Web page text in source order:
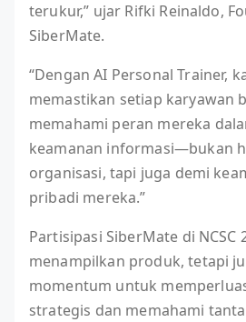
terukur,” ujar Rifki Reinaldo,
SiberMate.
“Dengan AI Personal Trainer,
memastikan setiap karyawan
memahami peran mereka
keamanan informasi—bukan
organisasi, tapi juga demi
pribadi mereka.”
Partisipasi SiberMate di NCSC
menampilkan produk, tetapi
momentum untuk
strategis dan memahami